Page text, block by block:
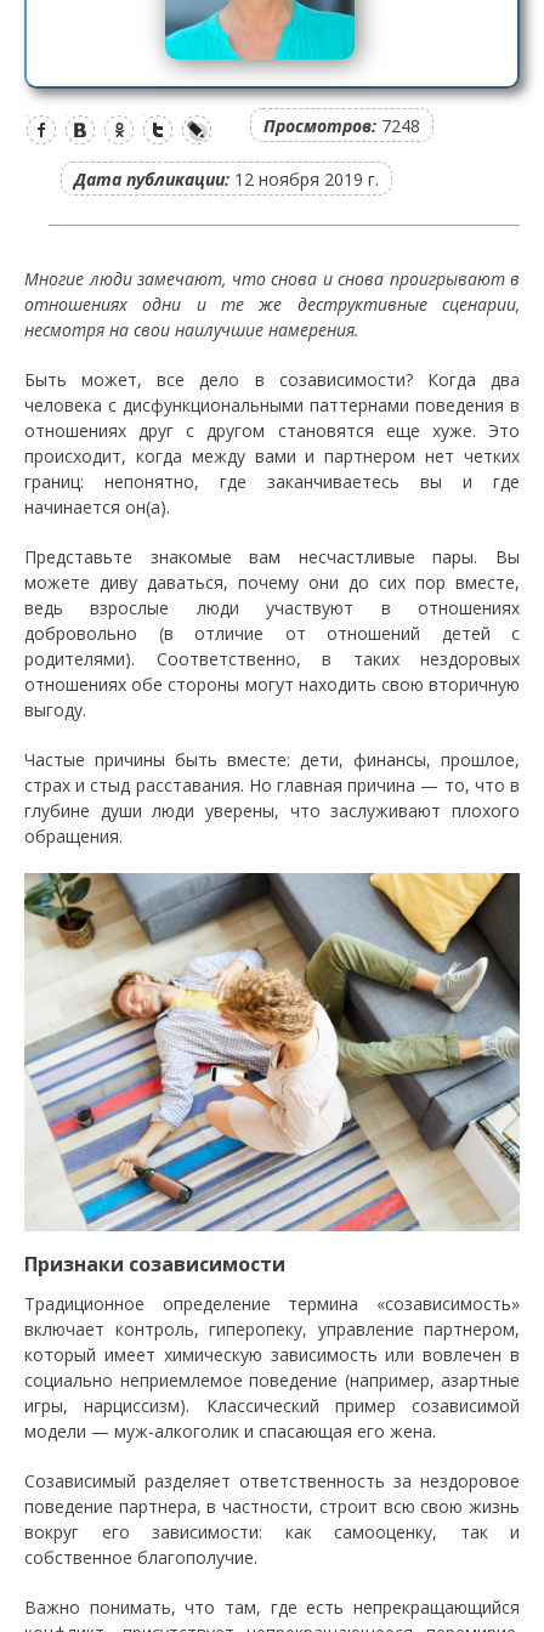
Просмотров: 7248
Дата публикации: 12 ноября 2019 г.
Многие люди замечают, что снова и снова проигрывают в
отношениях одни и те же деструктивные сценарии,
несмотря на свои наилучшие намерения.
Быть может, все дело в созависимости? Когда два
человека с дисфункциональными паттернами поведения в
отношениях друг с другом становятся еще хуже. Это
происходит, когда между вами и партнером нет четких
границ: непонятно, где заканчиваетесь вы и где
начинается он(а).
Представьте знакомые вам несчастливые пары. Вы
можете диву даваться, почему они до сих пор вместе,
ведь взрослые люди участвуют в отношениях
добровольно (в отличие от отношений детей с
родителями). Соответственно, в таких нездоровых
отношениях обе стороны могут находить свою вторичную
выгоду.
Частые причины быть вместе: дети, финансы, прошлое,
страх и стыд расставания. Но главная причина — то, что в
глубине души люди уверены, что заслуживают плохого
обращения.
Признаки созависимости
Традиционное определение термина «созависимость»
включает контроль, гиперопеку, управление партнером,
который имеет химическую зависимость или вовлечен в
социально неприемлемое поведение (например, азартные
игры, нарциссизм). Классический пример созависимой
модели — муж-алкоголик и спасающая его жена.
Созависимый разделяет ответственность за нездоровое
поведение партнера, в частности, строит всю свою жизнь
вокруг его зависимости: как самооценку, так и
собственное благополучие.
Важно понимать, что там, где есть непрекращающийся